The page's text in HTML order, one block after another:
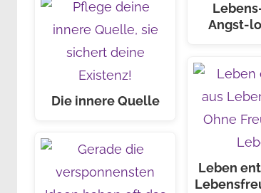
Die innere Quelle
Angst-
Leben